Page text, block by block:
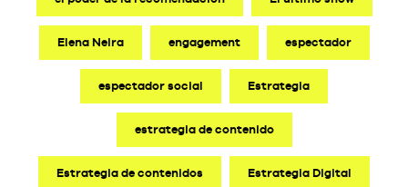
Elena Neira engagement espectador
espectador social Estrategia
estrategia de contenido
Estrategia de contenidos Estrategia Digital